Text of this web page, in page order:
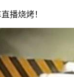
播烧烤！